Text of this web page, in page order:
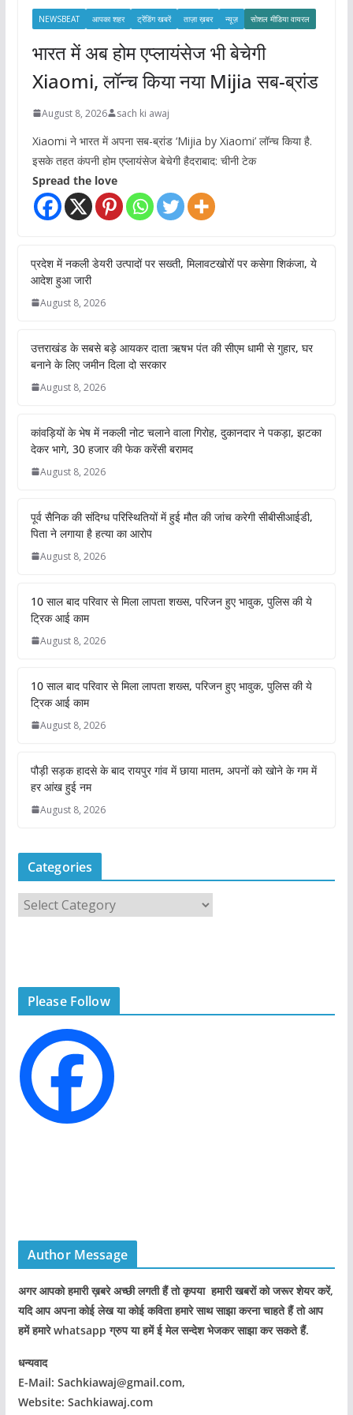
NEWSBEAT आपका शहर ट्रेंडिंग खबरें ताज़ा ख़बर न्यूज़ सोशल मीडिया वायरल
भारत में अब होम एप्लायंसेज भी बेचेगी
Xiaomi, लॉन्च किया नया Mijia सब-ब्रांड
August 8, 2026 sach ki awaj
Xiaomi ने भारत में अपना सब-ब्रांड ‘Mijia by Xiaomi’ लॉन्च किया है.
इसके तहत कंपनी होम एप्लायंसेज बेचेगी हैदराबाद: चीनी टेक
Spread the love
प्रदेश में नकली डेयरी उत्पादों पर सख्ती, मिलावटखोरों पर कसेगा शिकंजा, ये
आदेश हुआ जारी
August 8, 2026
उत्तराखंड के सबसे बड़े आयकर दाता ऋषभ पंत की सीएम धामी से गुहार, घर
बनाने के लिए जमीन दिला दो सरकार
August 8, 2026
कांवड़ियों के भेष में नकली नोट चलाने वाला गिरोह, दुकानदार ने पकड़ा, झटका
देकर भागे, 30 हजार की फेक करेंसी बरामद
August 8, 2026
पूर्व सैनिक की संदिग्ध परिस्थितियों में हुई मौत की जांच करेगी सीबीसीआईडी,
पिता ने लगाया है हत्या का आरोप
August 8, 2026
10 साल बाद परिवार से मिला लापता शख्स, परिजन हुए भावुक, पुलिस की ये
ट्रिक आई काम
August 8, 2026
10 साल बाद परिवार से मिला लापता शख्स, परिजन हुए भावुक, पुलिस की ये
ट्रिक आई काम
August 8, 2026
पौड़ी सड़क हादसे के बाद रायपुर गांव में छाया मातम, अपनों को खोने के गम में
हर आंख हुई नम
August 8, 2026
Categories
a
r
e
s
Please Follow
Author Message
अगर आपको हमारी ख़बरे अच्छी लगती हैं तो कृपया हमारी खबरों को जरूर शेयर करें,
यदि आप अपना कोई लेख या कोई कविता हमारे साथ साझा करना चाहते हैं तो आप
हमें हमारे whatsapp ग्रुप या हमें ई मेल सन्देश भेजकर साझा कर सकते हैं.
धन्यवाद
E-Mail: Sachkiawaj@gmail.com,
Website: Sachkiawaj.com